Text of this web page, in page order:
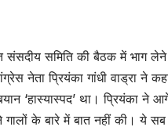
संसदीय समिति की बैठक में भाग
नेता प्रियंका गांधी वाड्रा ने
‘हास्यास्पद’ था। प्रियंका ने
गालों के बारे में बात नहीं की। ये सब